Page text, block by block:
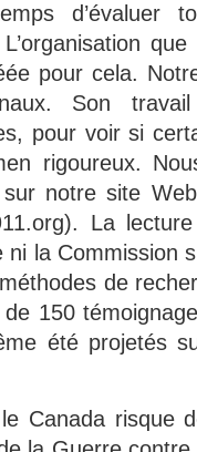
d’évaluer
pour cela.
Son
pour voir si
rigoureux.
sur notre site
La
la Commission
de
150
été projetés
Canada risque